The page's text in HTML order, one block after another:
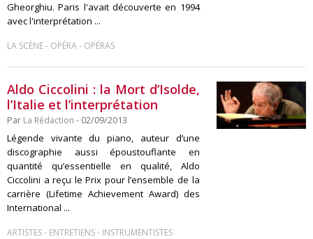
Gheorghiu. Paris l'avait découverte en 1994
avec l'interprétation ...
LA SCÈNE- OPÉRA- OPÉRAS
Aldo Ciccolini : la Mort d’Isolde,
l’Italie et l’interprétation
Par La Rédaction - 02/09/2013
Légende vivante du piano, auteur d’une
discographie aussi époustouflante en
quantité qu’essentielle en qualité, Aldo
Ciccolini a reçu le Prix pour l’ensemble de la
carrière (Lifetime Achievement Award) des
International ...
ARTISTES- ENTRETIENS- INSTRUMENTISTES